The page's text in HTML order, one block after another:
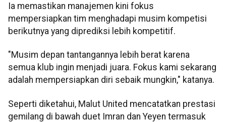
Ia memastikan manajemen kini fokus
mempersiapkan tim menghadapi musim kompetisi
berikutnya yang diprediksi lebih kompetitif.
"Musim depan tantangannya lebih berat karena
semua klub ingin menjadi juara. Fokus kami sekarang
adalah mempersiapkan diri sebaik mungkin," katanya.
Seperti diketahui, Malut United mencatatkan prestasi
gemilang di bawah duet Imran dan Yeyen termasuk